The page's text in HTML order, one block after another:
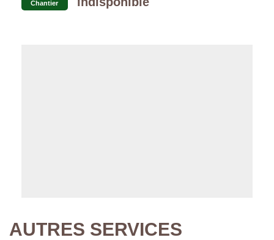
Chantier
AUTRES SERVICES